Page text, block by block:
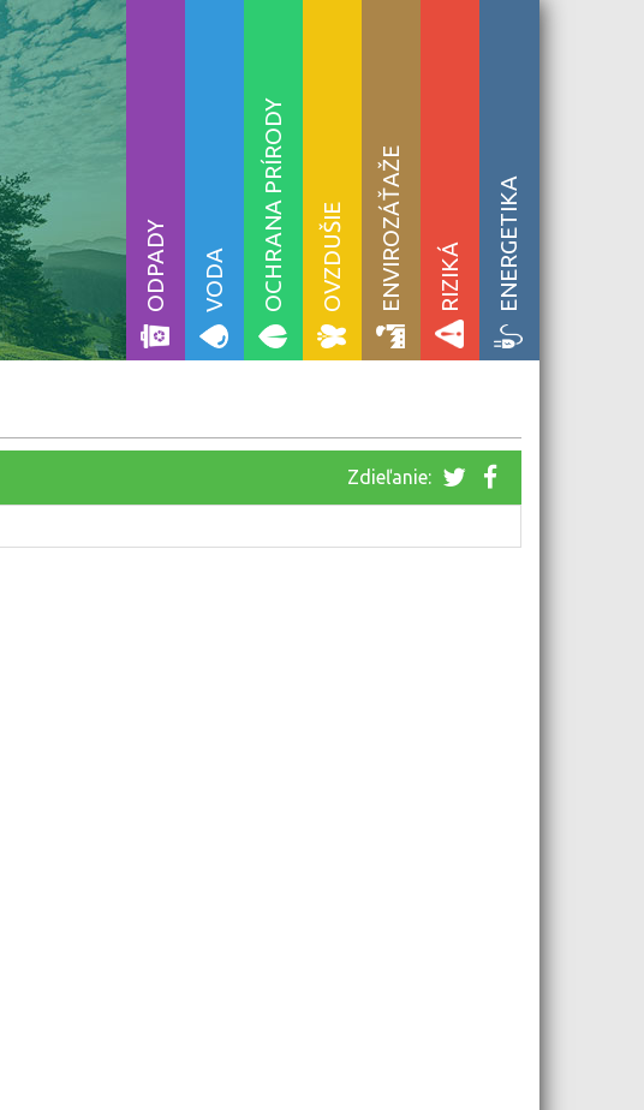
ODPADY VODA OCHRANA PRÍRODY OVZDUŠIE ENVIROZÁŤAŽE RIZIKÁ ENERGETIKA
Zdieľanie: